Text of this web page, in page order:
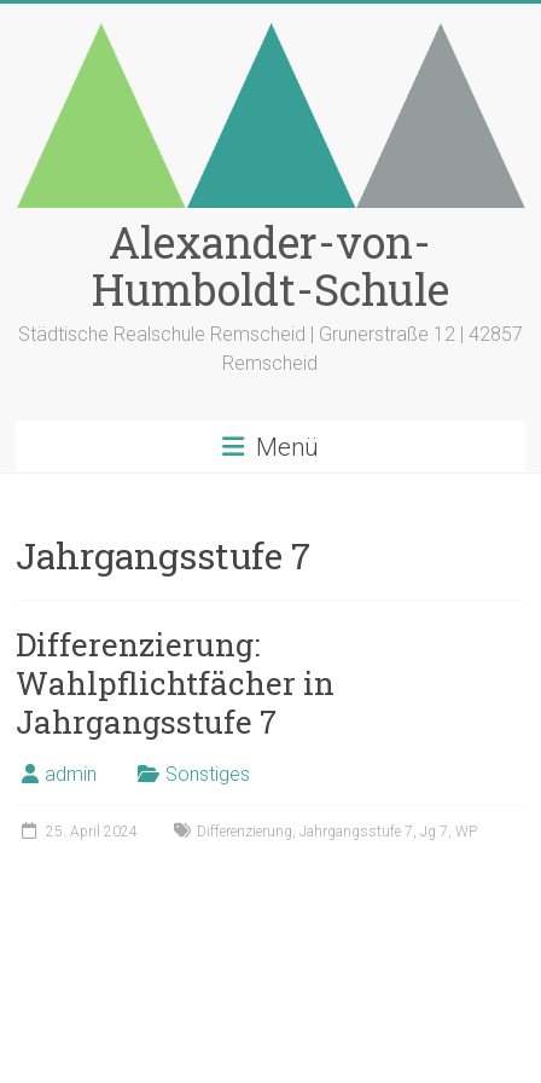
Alexander-von-
Humboldt-Schule
Städtische Realschule Remscheid | Grunerstraße 12 | 42857
Remscheid
Menü
Jahrgangsstufe 7
Differenzierung:
Wahlpflichtfächer in
Jahrgangsstufe 7
admin Sonstiges
25. April 2024 Differenzierung,Jahrgangsstufe 7,Jg 7,WP